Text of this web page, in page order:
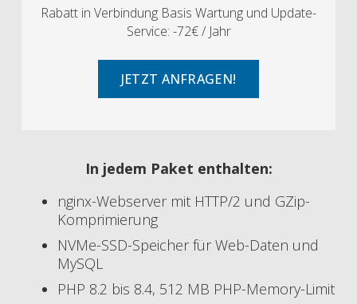
Rabatt in Verbindung Basis Wartung und Update-
Service: -72€ / Jahr
JETZT ANFRAGEN!
In jedem Paket enthalten:
nginx-Webserver mit HTTP/2 und GZip-
Komprimierung
NVMe-SSD-Speicher für Web-Daten und
MySQL
PHP 8.2 bis 8.4, 512 MB PHP-Memory-Limit